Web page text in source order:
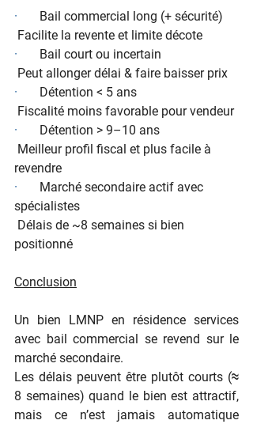
·
Bail commercial long (+ sécurité)
Facilite la revente et limite décote
·
Bail court ou incertain
Peut allonger délai & faire baisser prix
·
Détention < 5 ans
Fiscalité moins favorable pour vendeur
·
Détention > 9–10 ans
Meilleur profil fiscal et plus facile à
revendre
·
Marché secondaire actif avec
spécialistes
Délais de ~8 semaines si bien
positionné
Conclusion
Un bien LMNP en résidence services
avec bail commercial se revend sur le
marché secondaire.
Les délais peuvent être plutôt courts (≈
8 semaines) quand le bien est attractif,
mais ce n’est jamais automatique